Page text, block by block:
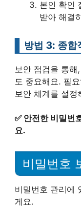
본인 확인
받아 해결
방법 3: 종합
보안 점검을 통
도 중요해요. 필
보안 체계를 설
✅ 안전한 비밀번
요.
비밀번호
비밀번호 관리에
게요.